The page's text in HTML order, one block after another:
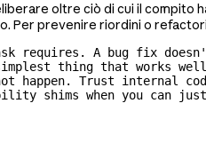
oltre ciò di cui il compito
Per prevenire riordini o
requires. A bug fix
thing that works
Trust internal
shims when you can